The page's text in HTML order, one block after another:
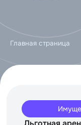
Главная страница